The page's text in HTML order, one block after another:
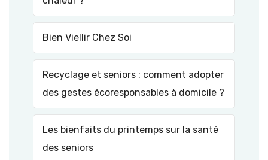
Bien Viellir Chez Soi
Recyclage et seniors : comment adopter
des gestes écoresponsables à domicile ?
Les bienfaits du printemps sur la santé
des seniors